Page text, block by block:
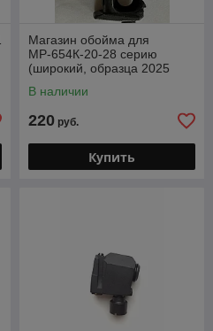
Магазин обойма для
МР-654К-20-28 серию
(широкий, образца 2025
В наличии
220 руб.
Купить